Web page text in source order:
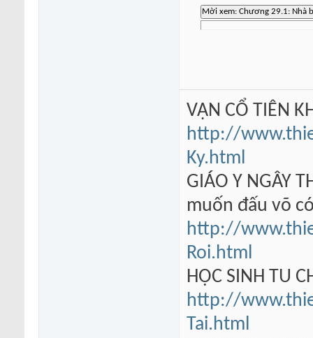
VẠN CỔ TIÊN
http://
Ky.html
GIÁO Y NGÂY
muốn đấu võ
http://
Roi.html
HỌC SINH TU
http://
Tai.html